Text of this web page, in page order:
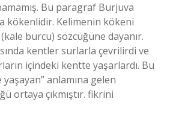
Bu paragraf Burjuva
kökenlidir. Kelimenin kökeni
burcu) sözcüğüne dayanır.
kentler surlarla çevrilirdi ve
içindeki kentte yaşarlardı. Bu
anlamına gelen
ortaya çıkmıştır. fikrini